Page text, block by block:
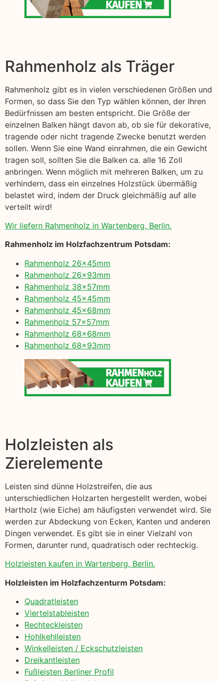
Rahmenholz als Träger
Rahmenholz gibt es in vielen verschiedenen Größen und
Formen, so dass Sie den Typ wählen können, der Ihren
Bedürfnissen am besten entspricht. Die Größe der
einzelnen Balken hängt davon ab, ob sie für dekorative,
tragende oder nicht tragende Zwecke benutzt werden
sollen. Wenn Sie eine Wand einrahmen, die ein Gewicht
tragen soll, sollten Sie die Balken ca. alle 16 Zoll
anbringen. Wenn möglich mit mehreren Balken, um zu
verhindern, dass ein einzelnes Holzstück übermäßig
belastet wird, indem der Druck gleichmäßig auf alle
verteilt wird!
Wir liefern Rahmenholz in Wartenberg, Berlin.
Rahmenholz im Holzfachzentrum Potsdam:
Rahmenholz 26x45mm
Rahmenholz 26x93mm
Rahmenholz 38x57mm
Rahmenholz 45x45mm
Rahmenholz 45x68mm
Rahmenholz 57x57mm
Rahmenholz 68x68mm
Rahmenholz 68x93mm
Holzleisten als
Zierelemente
Leisten sind dünne Holzstreifen, die aus
unterschiedlichen Holzarten hergestellt werden, wobei
Hartholz (wie Eiche) am häufigsten verwendet wird. Sie
werden zur Abdeckung von Ecken, Kanten und anderen
Dingen verwendet. Es gibt sie in einer Vielzahl von
Formen, darunter rund, quadratisch oder rechteckig.
Holzleisten kaufen in Wartenberg, Berlin.
Holzleisten im Holzfachzenturm Potsdam:
Quadratleisten
Viertelstableisten
Rechteckleisten
Hohlkehlleisten
Winkelleisten / Eckschutzleisten
Dreikantleisten
Fußleisten Berliner Profil